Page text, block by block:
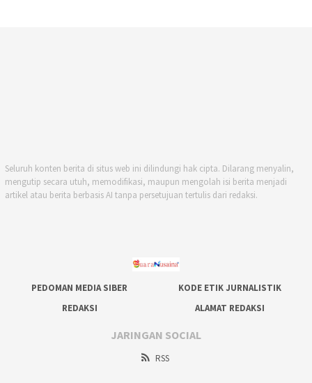
Seluruh konten berita di situs web ini dilindungi hak cipta. Dilarang menyalin,
mengutip secara utuh, memodifikasi, maupun mengolah isi berita menjadi
artikel atau berita berbasis AI tanpa persetujuan tertulis dari redaksi.
PEDOMAN MEDIA SIBER
KODE ETIK JURNALISTIK
REDAKSI
ALAMAT REDAKSI
JARINGAN SOCIAL
RSS